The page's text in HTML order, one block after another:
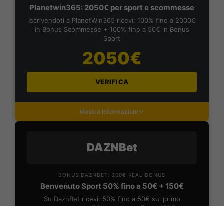
Planetwin365: 2050€ per sport e scommesse
Iscrivendoti a PlanetWin365 ricevi: 100% fino a 2000€
in Bonus Scommesse + 100% fino a 50€ in Bonus
Sport
2050€
VERIFICA
Mostra Informazioni
DAZNBet
BONUS DAZNBET: 200€ REAL BONUS
Benvenuto Sport 50% fino a 50€ + 150€
Su DaznBet ricevi: 50% fino a 50€ sul primo